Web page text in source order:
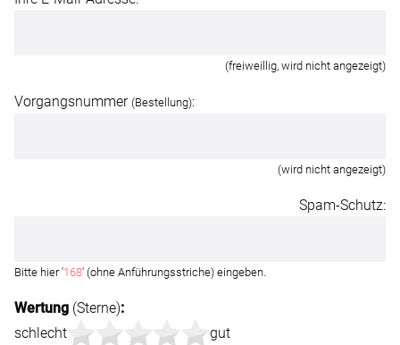
(freiweillig, wird nicht angezeigt)
Vorgangsnummer (Bestellung):
(wird nicht angezeigt)
Spam-Schutz:
Bitte hier '168' (ohne Anführungsstriche) eingeben.
Wertung (Sterne):
schlecht
gut